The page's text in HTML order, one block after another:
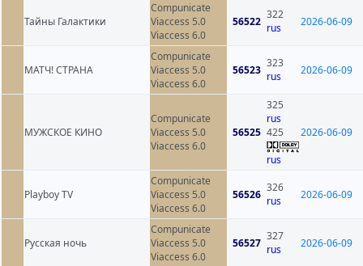
Тайны Галактики
Compunicate
Viaccess 5.0
Viaccess 6.0
56522
322
rus
2026-06-09
МАТЧ! СТРАНА
Compunicate
Viaccess 5.0
Viaccess 6.0
56523
323
rus
2026-06-09
МУЖСКОЕ КИНО
Compunicate
Viaccess 5.0
Viaccess 6.0
56525
325
rus
425
rus
2026-06-09
Playboy TV
Compunicate
Viaccess 5.0
Viaccess 6.0
56526
326
rus
2026-06-09
Русская ночь
Compunicate
Viaccess 5.0
Viaccess 6.0
56527
327
rus
2026-06-09